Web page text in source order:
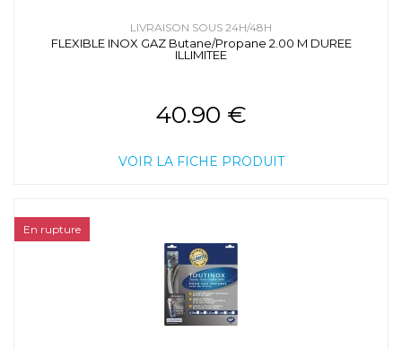
LIVRAISON SOUS 24H/48H
FLEXIBLE INOX GAZ Butane/Propane 2.00 M DUREE
ILLIMITEE
40.90 €
VOIR LA FICHE PRODUIT
En rupture